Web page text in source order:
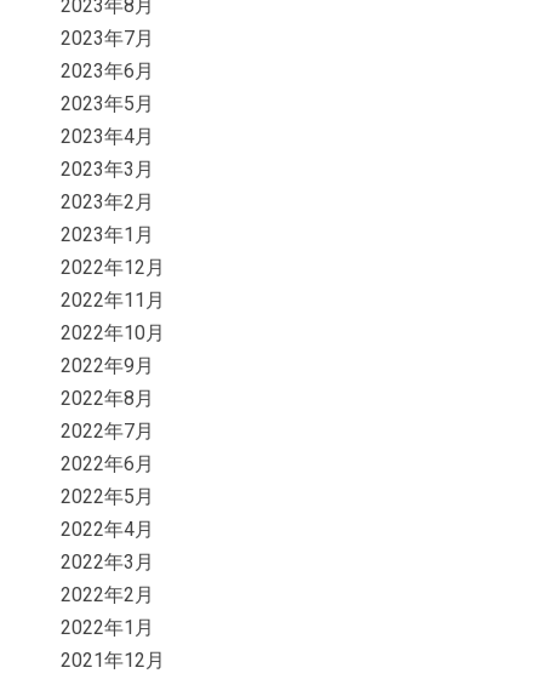
2023年8月
2023年7月
2023年6月
2023年5月
2023年4月
2023年3月
2023年2月
2023年1月
2022年12月
2022年11月
2022年10月
2022年9月
2022年8月
2022年7月
2022年6月
2022年5月
2022年4月
2022年3月
2022年2月
2022年1月
2021年12月